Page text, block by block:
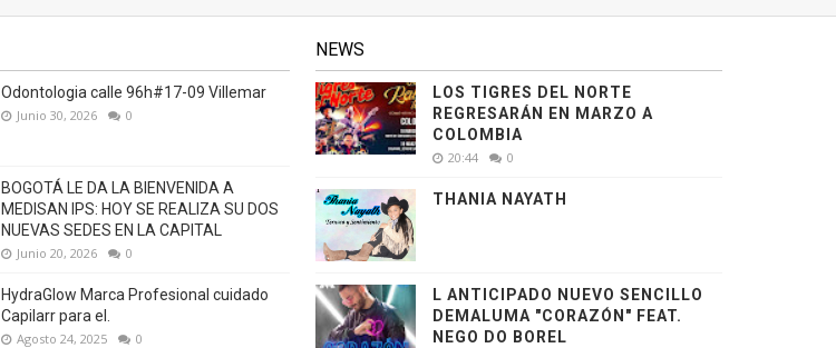
Odontologia calle 96h#17-09 Villemar
Junio 30, 2026 0
BOGOTÁ LE DA LA BIENVENIDA A
MEDISAN IPS: HOY SE REALIZA SU DOS
NUEVAS SEDES EN LA CAPITAL
Junio 20, 2026 0
HydraGlow Marca Profesional cuidado
Capilarr para el.
Agosto 24, 2025 0
NEWS
LOS TIGRES DEL NORTE
REGRESARÁN EN MARZO A
COLOMBIA
20:44 0
THANIA NAYATH
L ANTICIPADO NUEVO SENCILLO
DEMALUMA "CORAZÓN" FEAT.
NEGO DO BOREL